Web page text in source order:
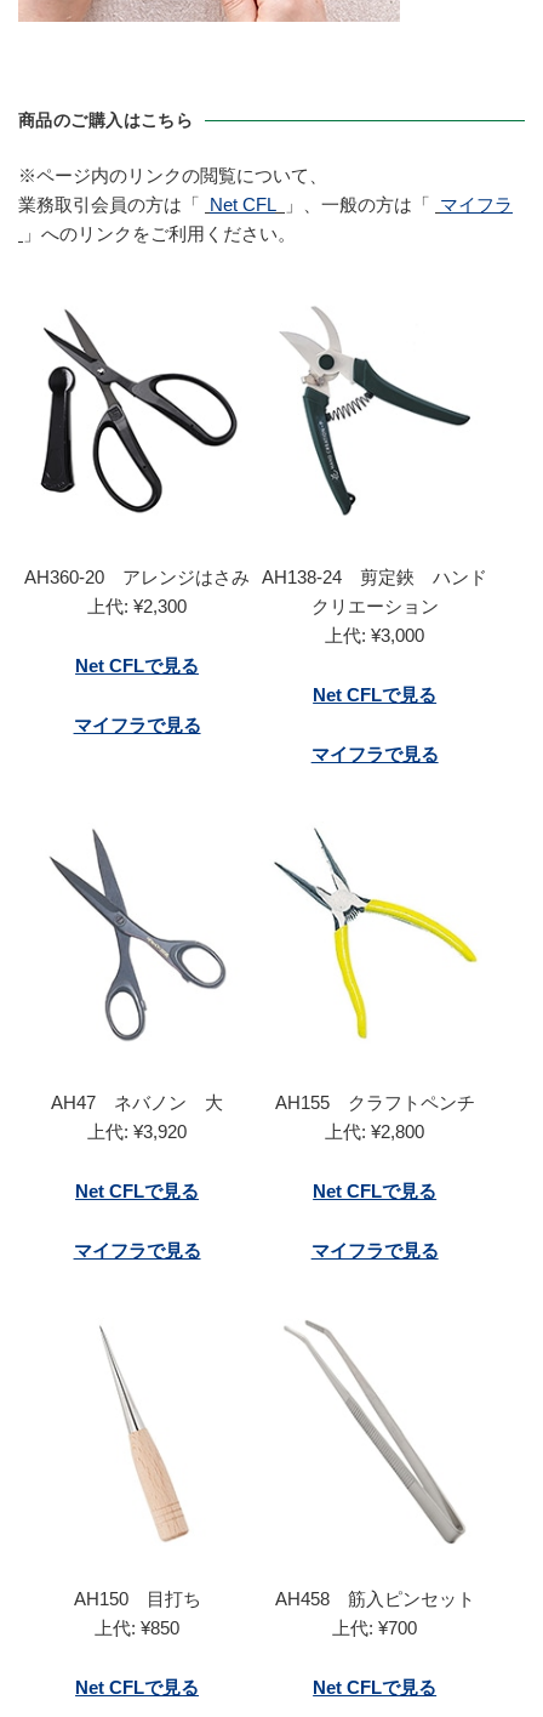
商品のご購入はこちら
※ページ内のリンクの閲覧について、
業務取引会員の方は「 Net CFL 」、一般の方は「 マイフラ
」へのリンクをご利用ください。
AH360-20 アレンジはさみ
上代: ¥2,300
Net CFLで見る
マイフラで見る
AH138-24 剪定鋏 ハンド
クリエーション
上代: ¥3,000
Net CFLで見る
マイフラで見る
AH47 ネバノン 大
上代: ¥3,920
Net CFLで見る
マイフラで見る
AH155 クラフトペンチ
上代: ¥2,800
Net CFLで見る
マイフラで見る
AH150 目打ち
上代: ¥850
Net CFLで見る
AH458 筋入ピンセット
上代: ¥700
Net CFLで見る